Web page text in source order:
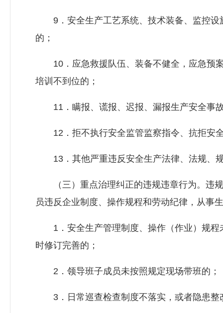
9．安全生产工艺系统、技术装备、监控设
的；
10．应急救援队伍、装备不健全，应急预
培训不到位的；
11．瞒报、谎报、迟报、漏报生产安全事
12．拒不执行安全监管监察指令、抗拒安
13．其他严重违反安全生产法律、法规、
（三）重点治理纠正的违规违章行为。违规
员违反企业制度、操作规程和劳动纪律，从事
1．安全生产管理制度、操作（作业）规程
时修订完善的；
2．领导班子成员未按照规定现场带班的；
3．日常巡查检查制度不落实，或者隐患整